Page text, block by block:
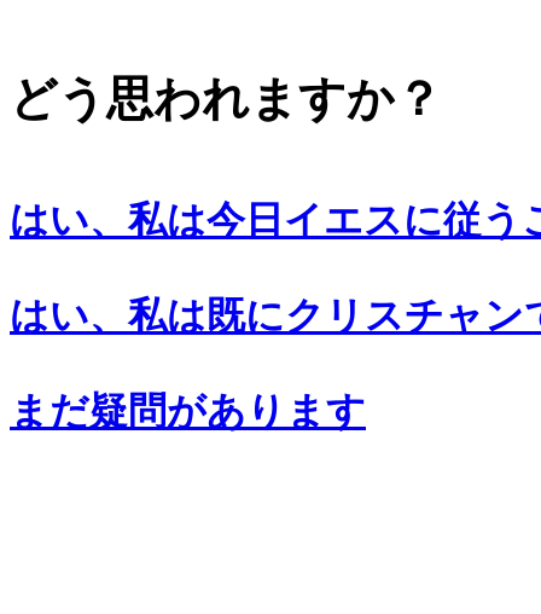
どう思われますか？
はい、私は今日イエスに従う
はい、私は既にクリスチャン
まだ疑問があります